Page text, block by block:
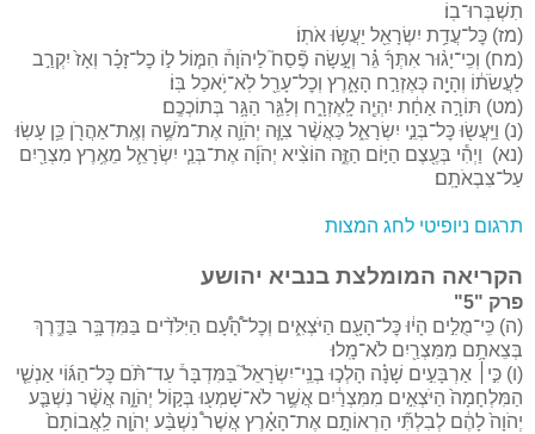
תִשְׁבְּרוּ־בֽוֹ׃
(מז) כׇּל־עֲדַ֥ת יִשְׂרָאֵ֖ל יַעֲשׂ֥וּ אֹתֽוֹ׃
(מח) וְכִֽי־יָג֨וּר אִתְּךָ֜ גֵּ֗ר וְעָ֣שָׂה פֶ֘סַח֮ לַיהֹוָה֒ הִמּ֧וֹל ל֣וֹ כׇל־זָכָ֗ר וְאָז֙ יִקְרַ֣ב
לַעֲשֹׂת֔וֹ וְהָיָ֖ה כְּאֶזְרַ֣ח הָאָ֑רֶץ וְכׇל־עָרֵ֖ל לֹֽא־יֹ֥אכַל בּֽוֹ׃
(מט) תּוֹרָ֣ה אַחַ֔ת יִהְיֶ֖ה לָֽאֶזְרָ֑ח וְלַגֵּ֖ר הַגָּ֥ר בְּתוֹכְכֶֽם׃
(נ) וַיַּֽעֲשׂ֖וּ כׇּל־בְּנֵ֣י יִשְׂרָאֵ֑ל כַּאֲשֶׁ֨ר צִוָּ֧ה יְהֹוָ֛ה אֶת־מֹשֶׁ֥ה וְאֶֽת־אַהֲרֹ֖ן כֵּ֥ן עָשֽׂוּ׃
(נא) וַיְהִ֕י בְּעֶ֖צֶם הַיּ֣וֹם הַזֶּ֑ה הוֹצִ֨יא יְהֹוָ֜ה אֶת־בְּנֵ֧י יִשְׂרָאֵ֛ל מֵאֶ֥רֶץ מִצְרַ֖יִם
עַל־צִבְאֹתָֽם׃
תרגום ניופיטי לחג המצות
הקריאה המומלצת בנביא יהושע
פרק "5"
(ה) כִּֽי־מֻלִ֣ים הָי֔וּ כׇּל־הָעָ֖ם הַיֹּצְאִ֑ים וְכׇל־הָ֠עָ֠ם הַיִּלֹּדִ֨ים בַּמִּדְבָּ֥ר בַּדֶּ֛רֶךְ
בְּצֵאתָ֥ם מִמִּצְרַ֖יִם לֹא־מָֽלוּ׃
(ו) כִּ֣י׀ אַרְבָּעִ֣ים שָׁנָ֗ה הָלְכ֣וּ בְנֵֽי־יִשְׂרָאֵל֮ בַּמִּדְבָּר֒ עַד־תֹּ֨ם כׇּל־הַגּ֜וֹי אַנְשֵׁ֤י
הַמִּלְחָמָה֙ הַיֹּצְאִ֣ים מִמִּצְרַ֔יִם אֲשֶׁ֥ר לֹא־שָׁמְע֖וּ בְּק֣וֹל יְהֹוָ֑ה אֲשֶׁ֨ר נִשְׁבַּ֤ע
יְהֹוָה֙ לָהֶ֔ם לְבִלְתִּ֞י הַרְאוֹתָ֣ם אֶת־הָאָ֗רֶץ אֲשֶׁר֩ נִשְׁבַּ֨ע יְהֹוָ֤ה לַֽאֲבוֹתָם֙